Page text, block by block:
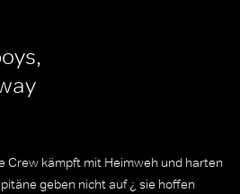
Crew kämpft mit Heimweh und harten
geben nicht auf ¿ sie hoffen